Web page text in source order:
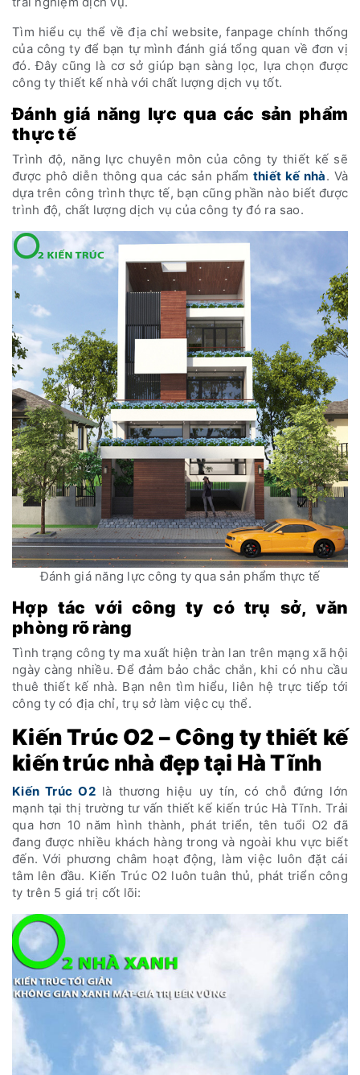
Tìm hiểu cụ thể về địa chỉ website, fanpage chính thống
của công ty để bạn tự mình đánh giá tổng quan về đơn vị
đó. Đây cũng là cơ sở giúp bạn sàng lọc, lựa chọn được
công ty thiết kế nhà với chất lượng dịch vụ tốt.
Đánh giá năng lực qua các sản phẩm
thực tế
Trình độ, năng lực chuyên môn của công ty thiết kế sẽ
được phô diễn thông qua các sản phẩm thiết kế nhà. Và
dựa trên công trình thực tế, bạn cũng phần nào biết được
trình độ, chất lượng dịch vụ của công ty đó ra sao.
Đánh giá năng lực công ty qua sản phẩm thực tế
Hợp tác với công ty có trụ sở, văn
phòng rõ ràng
Tình trạng công ty ma xuất hiện tràn lan trên mạng xã hội
ngày càng nhiều. Để đảm bảo chắc chắn, khi có nhu cầu
thuê thiết kế nhà. Bạn nên tìm hiểu, liên hệ trực tiếp tới
công ty có địa chỉ, trụ sở làm việc cụ thể.
Kiến Trúc O2 – Công ty thiết kế
kiến trúc nhà đẹp tại Hà Tĩnh
Kiến Trúc O2là thương hiệu uy tín, có chỗ đứng lớn
mạnh tại thị trường tư vấn thiết kế kiến trúc Hà Tĩnh. Trải
qua hơn 10 năm hình thành, phát triển, tên tuổi O2 đã
đang được nhiều khách hàng trong và ngoài khu vực biết
đến. Với phương châm hoạt động, làm việc luôn đặt cái
tâm lên đầu. Kiến Trúc O2 luôn tuân thủ, phát triển công
ty trên 5 giá trị cốt lõi: